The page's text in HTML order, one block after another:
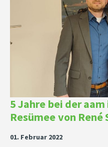
5 Jahre bei der aam
Resümee von René
01. Februar 2022